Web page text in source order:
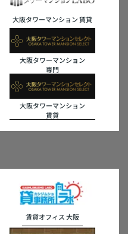
大阪タワーマンション 賃貸
大阪タワーマンション
専門
大阪タワーマンション
賃貸
賃貸オフィス 大阪